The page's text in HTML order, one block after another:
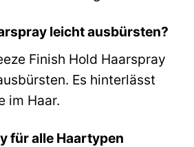
leicht ausbürsten?
Finish Hold Haarspray
Es hinterlässt
im Haar.
für alle Haartypen